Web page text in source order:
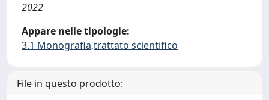
2022
Appare nelle tipologie:
3.1 Monografia,trattato scientifico
File in questo prodotto: